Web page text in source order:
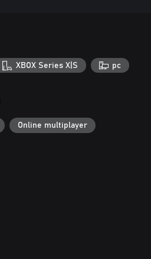
XBOX Series X|S pc
Online multiplayer